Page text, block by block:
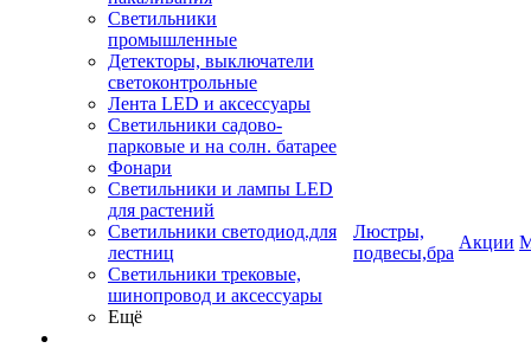
Светильники
промышленные
Детекторы, выключатели
светоконтрольные
Лента LED и аксессуары
Светильники садово-
парковые и на солн. батарее
Фонари
Светильники и лампы LED
для растений
Светильники светодиод.для
лестниц
Светильники трековые,
шинопровод и аксессуары
Ещё
Люстры,
подвесы,бра
Акции